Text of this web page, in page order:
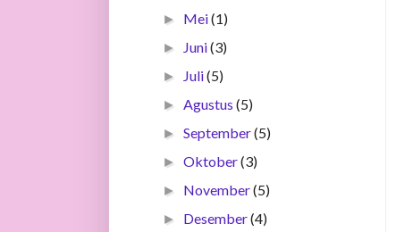
► Mei(1)
► Juni(3)
► Juli(5)
►Agustus(5)
►September(5)
►Oktober(3)
► November(5)
► Desember(4)